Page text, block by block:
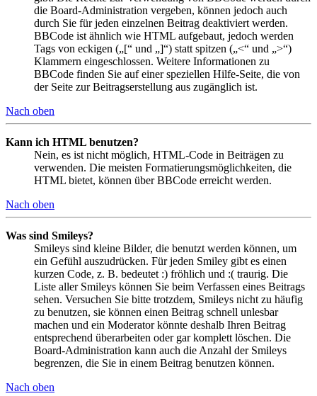
die Board-Administration vergeben, können jedoch auch
durch Sie für jeden einzelnen Beitrag deaktiviert werden.
BBCode ist ähnlich wie HTML aufgebaut, jedoch werden
Tags von eckigen („[“ und „]“) statt spitzen („<“ und „>“)
Klammern eingeschlossen. Weitere Informationen zu
BBCode finden Sie auf einer speziellen Hilfe-Seite, die von
der Seite zur Beitragserstellung aus zugänglich ist.
Nach oben
Kann ich HTML benutzen?
Nein, es ist nicht möglich, HTML-Code in Beiträgen zu
verwenden. Die meisten Formatierungsmöglichkeiten, die
HTML bietet, können über BBCode erreicht werden.
Nach oben
Was sind Smileys?
Smileys sind kleine Bilder, die benutzt werden können, um
ein Gefühl auszudrücken. Für jeden Smiley gibt es einen
kurzen Code, z. B. bedeutet :) fröhlich und :( traurig. Die
Liste aller Smileys können Sie beim Verfassen eines Beitrags
sehen. Versuchen Sie bitte trotzdem, Smileys nicht zu häufig
zu benutzen, sie können einen Beitrag schnell unlesbar
machen und ein Moderator könnte deshalb Ihren Beitrag
entsprechend überarbeiten oder gar komplett löschen. Die
Board-Administration kann auch die Anzahl der Smileys
begrenzen, die Sie in einem Beitrag benutzen können.
Nach oben